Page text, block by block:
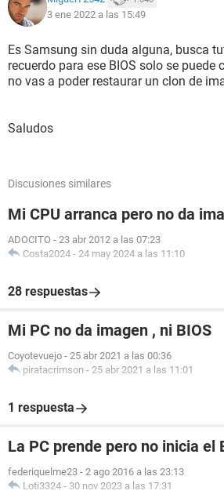
3 ene 2022 a las 15:49
Es Samsung sin duda alguna, busca
recuerdo para ese BIOS solo se puede
no vas a poder restaurar un clon de
Saludos
Discusiones similares
Mi CPU arranca pero no da
ADOCITO - 23 abr 2012 a las 07:23
Costa2024 - 24 may 2024 a las 11:10
28 respuestas
Mi PC no da imagen , ni BIOS
Coyotevuejo - 25 abr 2021 a las 00:36
piratacrimson - 25 abr 2021 a las 11:01
1 respuesta
La PC prende pero no inicia el
federiquelme23 - 2 ago 2016 a las 23:13
Loti3324 - 30 nov 2023 a las 17:31